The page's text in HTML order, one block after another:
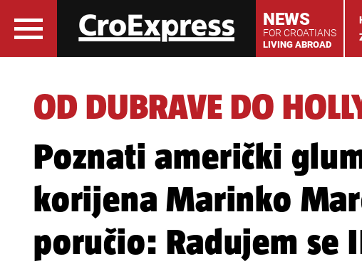
NEWS
FOR CROATIANS
LIVING ABROAD
OD DUBRAVE DO
Poznati američki
korijena Marinko
poručio: Radujem se